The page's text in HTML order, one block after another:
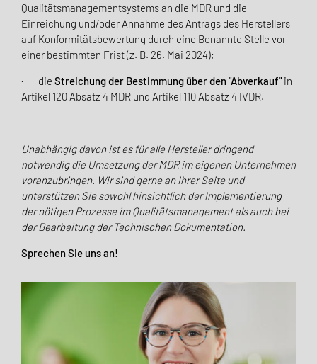
Qualitätsmanagementsystems an die MDR und die
Einreichung und/oder Annahme des Antrags des Herstellers
auf Konformitätsbewertung durch eine Benannte Stelle vor
einer bestimmten Frist (z. B. 26. Mai 2024);
· die Streichung der Bestimmung über den "Abverkauf" in
Artikel 120 Absatz 4 MDR und Artikel 110 Absatz 4 IVDR.
Unabhängig davon ist es für alle Hersteller dringend
notwendig die Umsetzung der MDR im eigenen Unternehmen
voranzubringen. Wir sind gerne an Ihrer Seite und
unterstützen Sie sowohl hinsichtlich der Implementierung
der nötigen Prozesse im Qualitätsmanagement als auch bei
der Bearbeitung der Technischen Dokumentation.
Sprechen Sie uns an!